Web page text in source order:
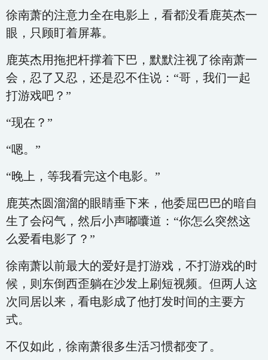
徐南萧的注意力全在电影上，看都没看鹿英杰一
眼，只顾盯着屏幕。
鹿英杰用拖把杆撑着下巴，默默注视了徐南萧一
会，忍了又忍，还是忍不住说：“哥，我们一起
打游戏吧？”
“现在？”
“嗯。”
“晚上，等我看完这个电影。”
鹿英杰圆溜溜的眼睛垂下来，他委屈巴巴的暗自
生了会闷气，然后小声嘟囔道：“你怎么突然这
么爱看电影了？”
徐南萧以前最大的爱好是打游戏，不打游戏的时
候，则东倒西歪躺在沙发上刷短视频。但两人这
次同居以来，看电影成了他打发时间的主要方
式。
不仅如此，徐南萧很多生活习惯都变了。